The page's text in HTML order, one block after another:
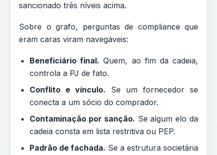
sancionado três níveis acima.
Sobre o grafo, perguntas de compliance que
eram caras viram navegáveis:
Beneficiário final. Quem, ao fim da cadeia,
controla a PJ de fato.
Conflito e vínculo. Se um fornecedor se
conecta a um sócio do comprador.
Contaminação por sanção. Se algum elo da
cadeia consta em lista restritiva ou PEP.
Padrão de fachada. Se a estrutura societária